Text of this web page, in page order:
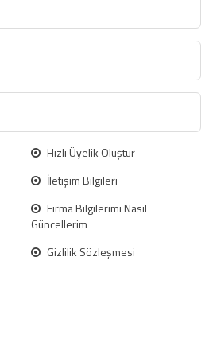
Hızlı Üyelik Oluştur
İletişim Bilgileri
Firma Bilgilerimi Nasıl
Güncellerim
Gizlilik Sözleşmesi